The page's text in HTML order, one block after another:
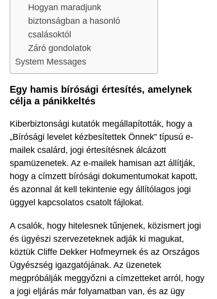
Hogyan maradjunk
biztonságban a hasonló
csalásoktól
Záró gondolatok
System Messages
Egy hamis bírósági értesítés, amelynek
célja a pánikkeltés
Kiberbiztonsági kutatók megállapították, hogy a
„Bírósági levelet kézbesítettek Önnek” típusú e-
mailek csalárd, jogi értesítésnek álcázott
spamüzenetek. Az e-mailek hamisan azt állítják,
hogy a címzett bírósági dokumentumokat kapott,
és azonnal át kell tekintenie egy állítólagos jogi
üggyel kapcsolatos csatolt fájlokat.
A csalók, hogy hitelesnek tűnjenek, közismert jogi
és ügyészi szervezeteknek adják ki magukat,
köztük Cliffe Dekker Hofmeyrnek és az Országos
Ügyészség igazgatójának. Az üzenetek
megpróbálják meggyőzni a címzetteket arról, hogy
a jogi eljárás már folyamatban van, és az ügy